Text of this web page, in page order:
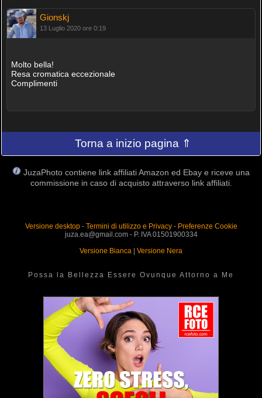
Gionskj
13 Luglio 2020 ore 0:19
Molto bella!
Resa cromatica eccezionale
Complimenti
Torna a inizio pagina ⇑
JuzaPhoto contiene link affiliati Amazon ed Ebay e riceve una
commissione in caso di acquisto attraverso link affiliati.
Versione desktop- Termini di utilizzo e Privacy- Preferenze Cookie
juza.ea@gmail.com - P. IVA 01501900334
Versione Bianca | Versione Nera
Possa la Bellezza Essere Ovunque Attorno a Me